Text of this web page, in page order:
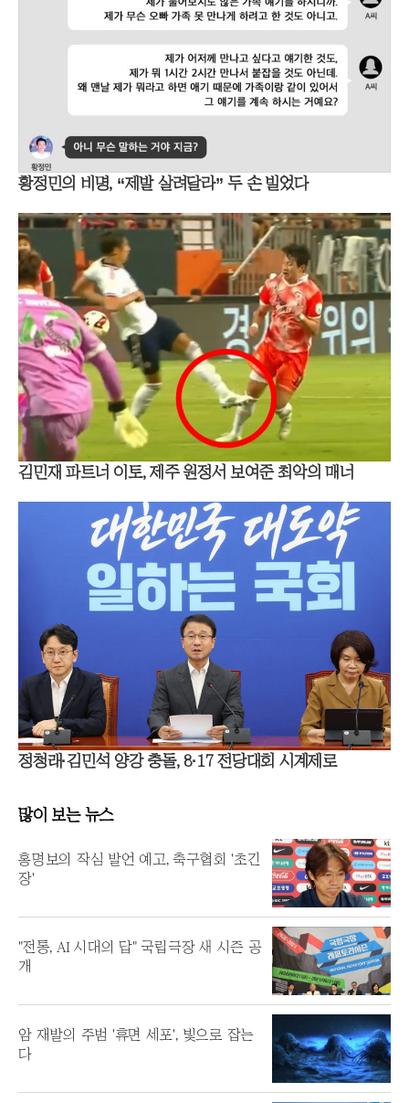
황정민의 비명, “제발 살려달라” 두 손 빌었다
김민재 파트너 이토, 제주 원정서 보여준 최악의 매너
정청래·김민석 양강 충돌, 8·17 전당대회 시계제로
많이 보는 뉴스
홍명보의 작심 발언 예고, 축구협회 '초긴
장'
"전통, AI 시대의 답" 국립극장 새 시즌 공
개
암 재발의 주범 '휴면 세포', 빛으로 잡는
다